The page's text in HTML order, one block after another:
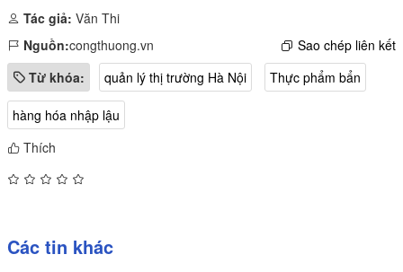
Tác giả: Văn Thi
Nguồn:congthuong.vn
Sao chép liên kết
Từ khóa:
quản lý thị trường Hà Nội Thực phẩm bẩn
hàng hóa nhập lậu
Thích
Các tin khác